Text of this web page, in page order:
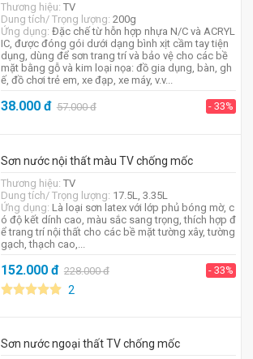
Thương hiệu: TV
Dung tích/ Trọng lượng: 200g
Ứng dụng: Đặc chế từ hỗn hợp nhựa N/C và ACRYL
IC, được đóng gói dưới dạng bình xịt cầm tay tiện
dụng, dùng để sơn trang trí và bảo vệ cho các bề
mặt bằng gỗ và kim loại nọa: đồ gia dụng, bàn, gh
ế, đồ chơi trẻ em, xe đạp, xe máy, v.v...
38.000đ 57.000đ - 33%
Sơn nước nội thất màu TV chống mốc
Thương hiệu: TV
Dung tích/ Trọng lượng: 17.5L, 3.35L
Ứng dụng: Là loại sơn latex với lớp phủ bóng mờ, c
ó độ kết dính cao, màu sắc sang trọng, thích hợp đ
ể trang trí nội thất cho các bề mặt tường xây, tường
gạch, thạch cao,...
152.000đ 228.000đ - 33%
2
Sơn nước ngoại thất TV chống mốc